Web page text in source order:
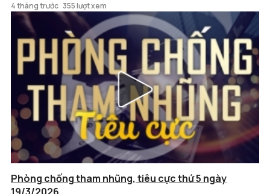
4 tháng trước 355 lượt xem
Phòng chống tham nhũng, tiêu cực thứ 5 ngày